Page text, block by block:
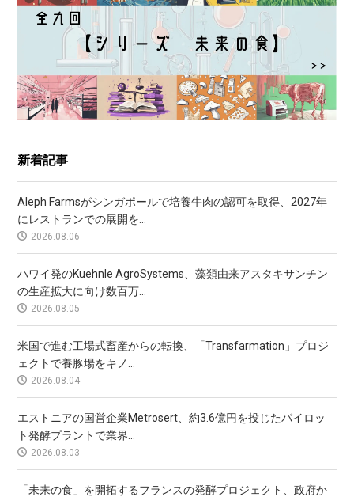
新着記事
Aleph Farmsがシンガポールで培養牛肉の認可を取得、2027年
にレストランでの展開を...
2026.08.06
ハワイ発のKuehnle AgroSystems、藻類由来アスタキサンチン
の生産拡大に向け数百万...
2026.08.05
米国で進む工場式畜産からの転換、「Transfarmation」プロジ
ェクトで養豚場をキノ...
2026.08.04
エストニアの国営企業Metrosert、約3.6億円を投じたパイロッ
ト発酵プラントで業界...
2026.08.03
「未来の食」を開拓するフランスの発酵プロジェクト、政府か